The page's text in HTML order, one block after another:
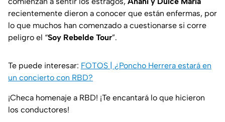
recientemente dieron a conocer que están enfermas, por
lo que muchos han comenzado a cuestionarse si corre
peligro el “Soy Rebelde Tour”.
Te puede interesar: FOTOS | ¿Poncho Herrera estará en
un concierto con RBD?
¡Checa homenaje a RBD! ¡Te encantará lo que hicieron
los conductores!